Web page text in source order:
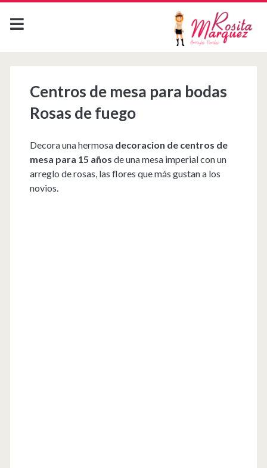
Centros de mesa para bodas
Rosas de fuego
Decora una hermosa decoracion de centros de
mesa para 15 años de una mesa imperial con un
arreglo de rosas, las flores que más gustan a los
novios.